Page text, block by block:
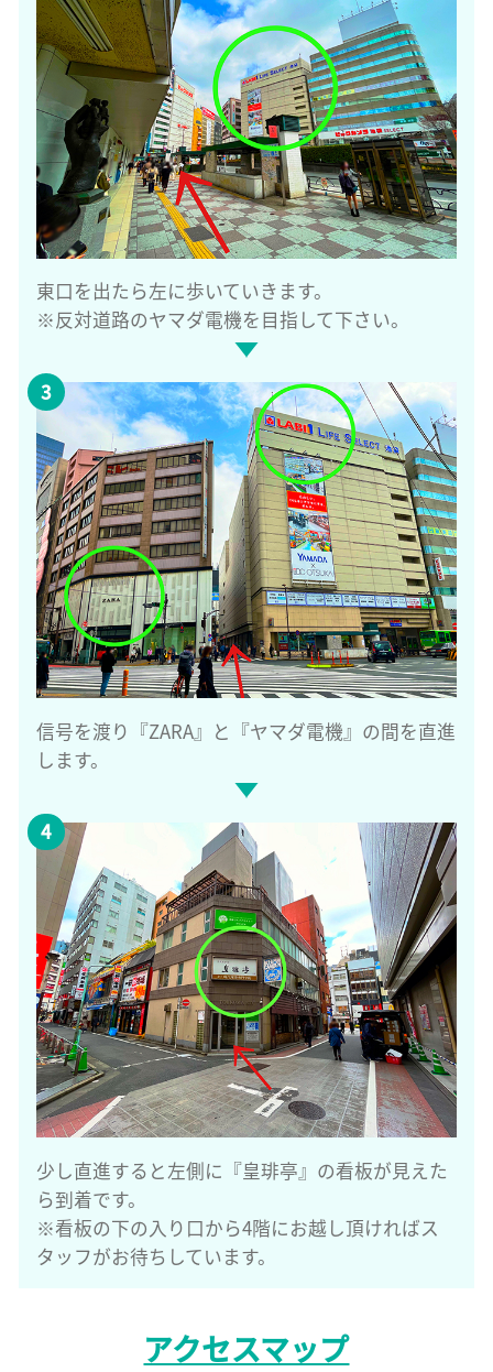
東口を出たら左に歩いていきます。
※反対道路のヤマダ電機を目指して下さい。
信号を渡り『ZARA』と『ヤマダ電機』の間を直進
します。
少し直進すると左側に『皇琲亭』の看板が見えた
ら到着です。
※看板の下の入り口から4階にお越し頂ければス
タッフがお待ちしています。
アクセスマップ